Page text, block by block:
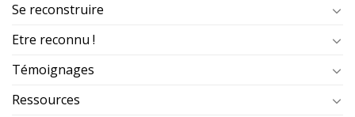
Se reconstruire
Etre reconnu !
Témoignages
Ressources